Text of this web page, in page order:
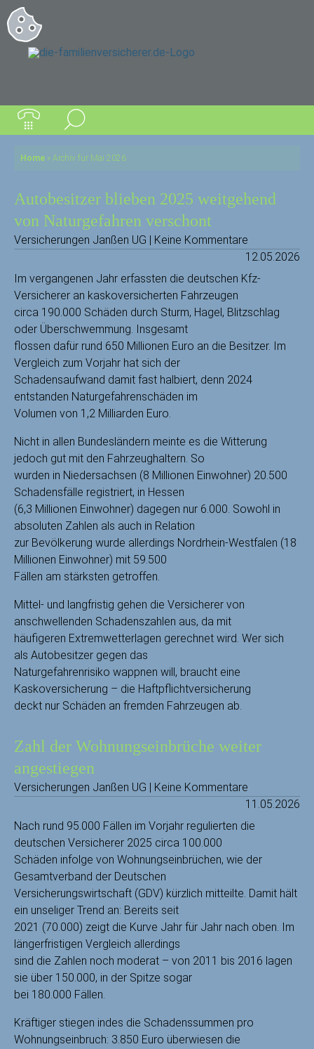
Home » Archiv für Mai 2026
Autobesitzer blieben 2025 weitgehend
von Naturgefahren verschont
Versicherungen Janßen UG | Keine Kommentare
12.05.2026
Im vergangenen Jahr erfassten die deutschen Kfz-
Versicherer an kaskoversicherten Fahrzeugen
circa 190.000 Schäden durch Sturm, Hagel, Blitzschlag
oder Überschwemmung. Insgesamt
flossen dafür rund 650 Millionen Euro an die Besitzer. Im
Vergleich zum Vorjahr hat sich der
Schadensaufwand damit fast halbiert, denn 2024
entstanden Naturgefahrenschäden im
Volumen von 1,2 Milliarden Euro.
Nicht in allen Bundesländern meinte es die Witterung
jedoch gut mit den Fahrzeughaltern. So
wurden in Niedersachsen (8 Millionen Einwohner) 20.500
Schadensfälle registriert, in Hessen
(6,3 Millionen Einwohner) dagegen nur 6.000. Sowohl in
absoluten Zahlen als auch in Relation
zur Bevölkerung wurde allerdings Nordrhein-Westfalen (18
Millionen Einwohner) mit 59.500
Fällen am stärksten getroffen.
Mittel- und langfristig gehen die Versicherer von
anschwellenden Schadenszahlen aus, da mit
häufigeren Extremwetterlagen gerechnet wird. Wer sich
als Autobesitzer gegen das
Naturgefahrenrisiko wappnen will, braucht eine
Kaskoversicherung – die Haftpflichtversicherung
deckt nur Schäden an fremden Fahrzeugen ab.
Zahl der Wohnungseinbrüche weiter
angestiegen
Versicherungen Janßen UG | Keine Kommentare
11.05.2026
Nach rund 95.000 Fällen im Vorjahr regulierten die
deutschen Versicherer 2025 circa 100.000
Schäden infolge von Wohnungseinbrüchen, wie der
Gesamtverband der Deutschen
Versicherungswirtschaft (GDV) kürzlich mitteilte. Damit hält
ein unseliger Trend an: Bereits seit
2021 (70.000) zeigt die Kurve Jahr für Jahr nach oben. Im
längerfristigen Vergleich allerdings
sind die Zahlen noch moderat – von 2011 bis 2016 lagen
sie über 150.000, in der Spitze sogar
bei 180.000 Fällen.
Kräftiger stiegen indes die Schadenssummen pro
Wohnungseinbruch: 3.850 Euro überwiesen die